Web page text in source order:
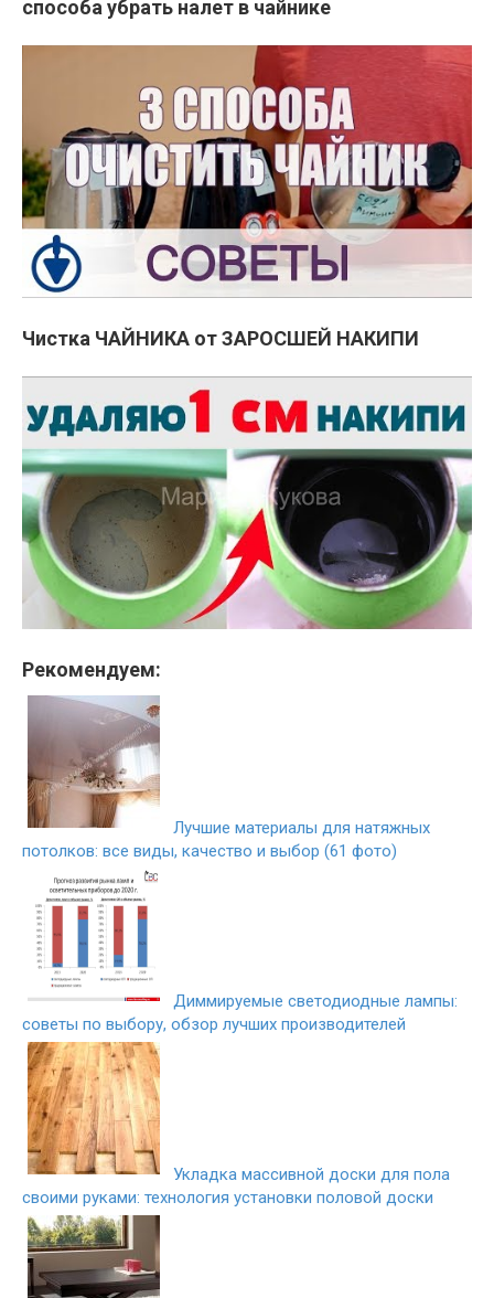
способа убрать налет в чайнике
Чистка ЧАЙНИКА от ЗАРОСШЕЙ НАКИПИ
Рекомендуем:
Лучшие материалы для натяжных
потолков: все виды, качество и выбор (61 фото)
Диммируемые светодиодные лампы:
советы по выбору, обзор лучших производителей
Укладка массивной доски для пола
своими руками: технология установки половой доски